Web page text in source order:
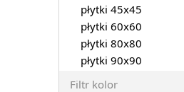
płytki 45x45
płytki 60x60
płytki 80x80
płytki 90x90
Filtr kolor